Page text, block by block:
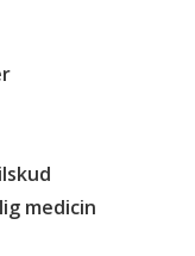
medicin